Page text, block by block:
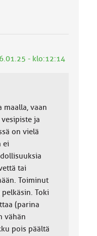
- klo:12:14
maalla, vaan
ja
on vielä
ei
tai
Toiminut
Toki
(parina
vähän
pois päältä